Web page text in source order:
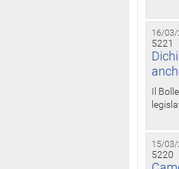
16/03/
5221
Il
15/03/
5220